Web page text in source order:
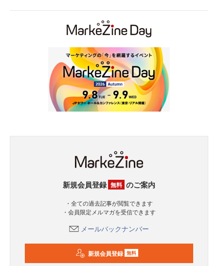
新規会員登録 無料 のご案内
・全ての過去記事が閲覧できます
・会員限定メルマガを受信できます
メールバックナンバー
新規会員登録 無料